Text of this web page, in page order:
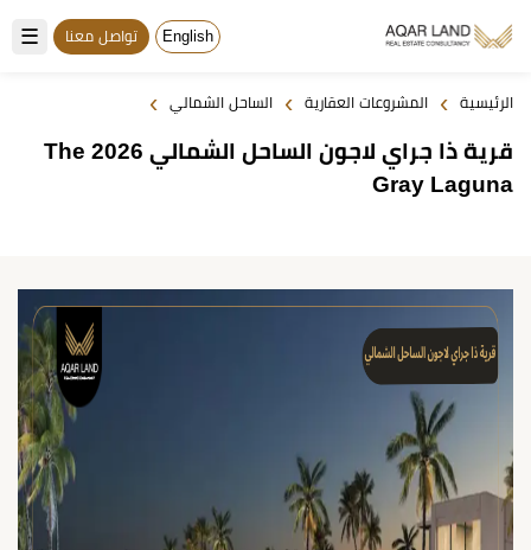
☰ English تواصل معنا
الرئيسية › المشروعات العقارية › الساحل الشمالي ›
قرية ذا جراي لاجون الساحل الشمالي 2026 The
Gray Laguna